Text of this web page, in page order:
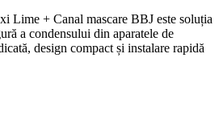
Lime + Canal mascare BBJ este soluția
a condensului din aparatele de
design compact și instalare rapidă